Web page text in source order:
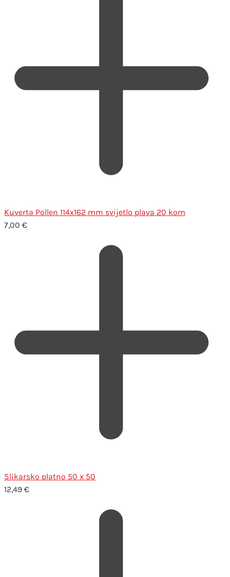
Kuverta Pollen 114x162 mm svijetlo plava 20 kom
7,00 €
Slikarsko platno 50 x 50
12,49 €